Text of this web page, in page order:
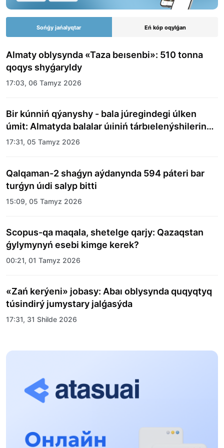
Sońǵy jańalyqtar Eń kóp oqylǵan
Almaty oblysynda «Taza beısenbi»: 510 tonna
qoqys shyǵaryldy
17:03, 06 Tamyz 2026
Bir kúnniń qýanyshy - bala júregindegi úlken
úmit: Almatyda balalar úıiniń tárbıelenýshilerine
merekelik kún uıymdastyryldy
17:31, 05 Tamyz 2026
Qalqaman-2 shaǵyn aýdanynda 594 páteri bar
turǵyn úıdi salyp bitti
15:09, 05 Tamyz 2026
Scopus-qa maqala, shetelge qarjy: Qazaqstan
ǵylymynyń esebi kimge kerek?
00:21, 01 Tamyz 2026
«Zań kerýeni» jobasy: Abaı oblysynda quqyqtyq
túsindirý jumystary jalǵasýda
17:31, 31 Shilde 2026
Halyqaralyq «Formýla-1 H2O» jarysyn Qonaev
13:13, 30 Shilde 2026
12:01, 28 Shilde 2026